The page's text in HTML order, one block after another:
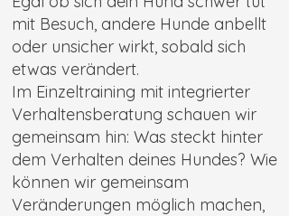
mit Besuch, andere Hunde anbellt
oder unsicher wirkt, sobald sich
etwas verändert.
Im Einzeltraining mit integrierter
Verhaltensberatung schauen wir
gemeinsam hin: Was steckt hinter
dem Verhalten deines Hundes? Wie
können wir gemeinsam
Veränderungen möglich machen,